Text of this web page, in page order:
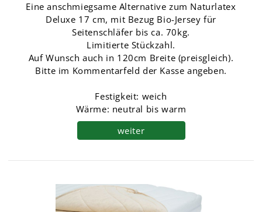
Eine anschmiegsame Alternative zum Naturlatex
Deluxe 17 cm, mit Bezug Bio-Jersey für
Seitenschläfer bis ca. 70kg.
Limitierte Stückzahl.
Auf Wunsch auch in 120cm Breite (preisgleich).
Bitte im Kommentarfeld der Kasse angeben.
Festigkeit: weich
Wärme: neutral bis warm
weiter